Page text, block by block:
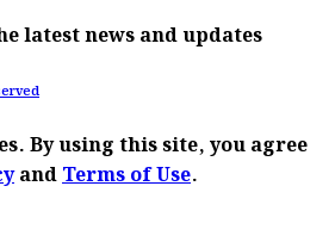
latest news and updates
By using this site, you agree
andTerms of Use.